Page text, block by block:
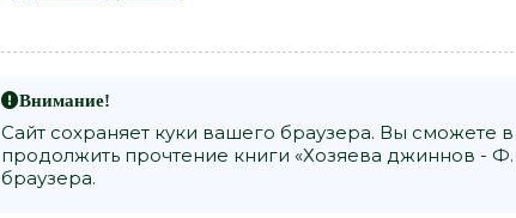
Внимание!
Сайт сохраняет куки вашего браузера. Вы сможете
продолжить прочтение книги «Хозяева джиннов -
браузера.